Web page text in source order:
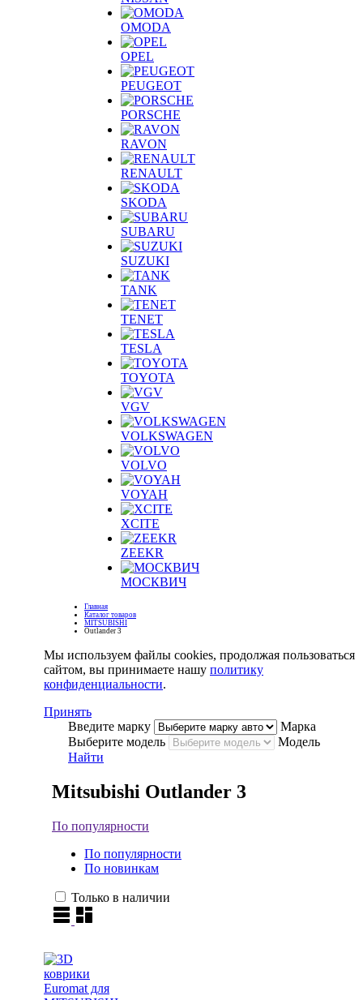
OMODA
OPEL
PEUGEOT
PORSCHE
RAVON
RENAULT
SKODA
SUBARU
SUZUKI
TANK
TENET
TESLA
TOYOTA
VGV
VOLKSWAGEN
VOLVO
VOYAH
XCITE
ZEEKR
МОСКВИЧ
Главная
Каталог товаров
MITSUBISHI
Outlander 3
Мы используем файлы cookies, продолжая пользоваться
сайтом, вы принимаете нашу политику
конфиденциальности.
Принять
Введите марку
Марка
Выберите модель
Модель
Найти
Mitsubishi Outlander 3
По популярности
По популярности
По новинкам
Только в наличии